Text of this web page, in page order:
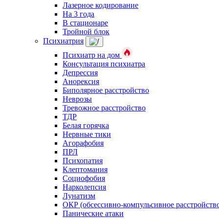
Лазерное кодирование
На 3 года
В стационаре
Тройной блок
Психиатрия
Психиатр на дом
Консультация психиатра
Депрессия
Анорексия
Биполярное расстройство
Неврозы
Тревожное расстройство
ТДР
Белая горячка
Нервные тики
Агорафобия
ПРЛ
Психопатия
Клептомания
Социофобия
Нарколепсия
Лунатизм
ОКР (обсессивно-компульсивное
Панические атаки